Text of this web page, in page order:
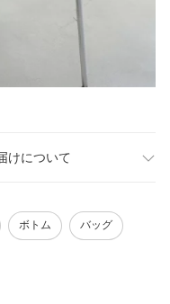
けについて
ボトム バッグ